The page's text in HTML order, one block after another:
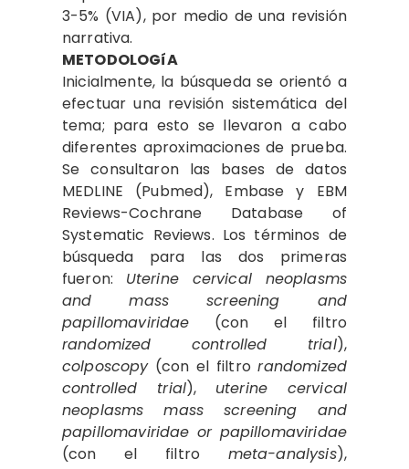
3-5% (VIA), por medio de una revisión
narrativa.
METODOLOGíA
Inicialmente, la búsqueda se orientó a
efectuar una revisión sistemática del
tema; para esto se llevaron a cabo
diferentes aproximaciones de prueba.
Se consultaron las bases de datos
MEDLINE (Pubmed), Embase y EBM
Reviews-Cochrane Database of
Systematic Reviews. Los términos de
búsqueda para las dos primeras
fueron: Uterine cervical neoplasms
and mass screening and
papillomaviridae (con el filtro
randomized controlled trial),
colposcopy(con el filtrorandomized
controlled trial), uterine cervical
neoplasms mass screening and
papillomaviridae or papillomaviridae
(con el filtro meta-analysis),